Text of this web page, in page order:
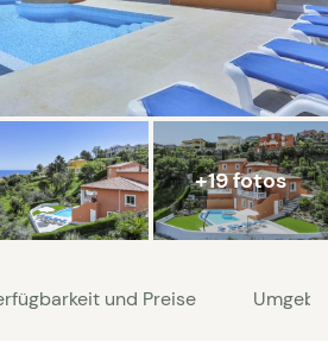
+19 fotos
und Preise